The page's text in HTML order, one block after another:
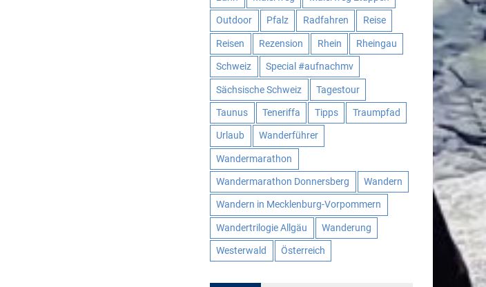
Outdoor Pfalz Radfahren Reise
Reisen Rezension Rhein Rheingau
Schweiz Special #aufnachmv
Sächsische Schweiz Tagestour
Taunus Teneriffa Tipps Traumpfad
Urlaub Wanderführer
Wandermarathon
Wandermarathon Donnersberg Wandern
Wandern in Mecklenburg-Vorpommern
Wandertrilogie Allgäu Wanderung
Westerwald Österreich